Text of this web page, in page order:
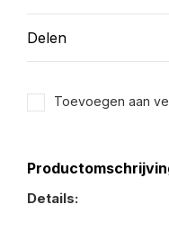
Delen
Toevoegen aan
Details: